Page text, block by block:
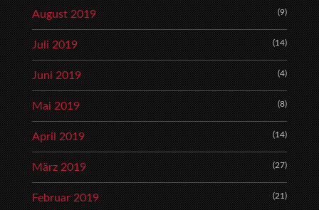
August 2019 (9)
Juli 2019 (14)
Juni 2019 (4)
Mai 2019 (8)
April 2019 (14)
März 2019 (27)
Februar 2019 (21)